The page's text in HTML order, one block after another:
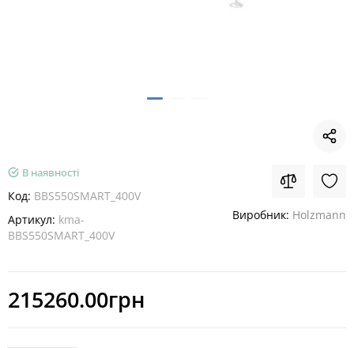
В наявності
Код: BBS550SMART_400V
Артикул: kma-
BBS550SMART_400V
Виробник: Holzmann
215260.00грн